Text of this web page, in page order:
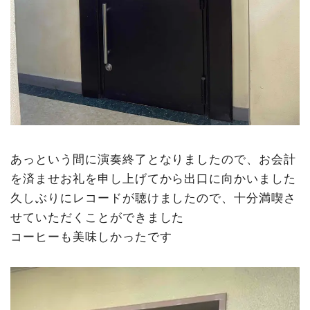
あっという間に演奏終了となりましたので、お会計
を済ませお礼を申し上げてから出口に向かいました
久しぶりにレコードが聴けましたので、十分満喫さ
せていただくことができました
コーヒーも美味しかったです